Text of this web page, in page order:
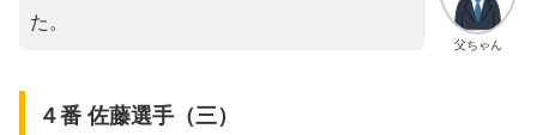
父ちゃん
た。
４番 佐藤選手（三）